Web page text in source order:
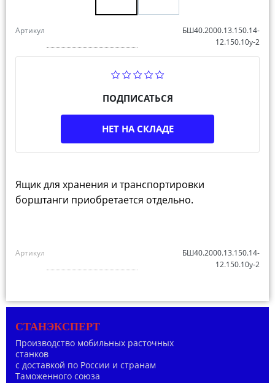
Артикул
БШ40.2000.13.150.14-
12.150.10у-2
ПОДПИСАТЬСЯ
НЕТ НА СКЛАДЕ
Ящик для хранения и транспортировки
борштанги приобретается отдельно.
Артикул
БШ40.2000.13.150.14-
12.150.10у-2
СТАНЭКСПЕРТ
Производство мобильных расточных
станков
с доставкой по России и странам
Таможенного союза